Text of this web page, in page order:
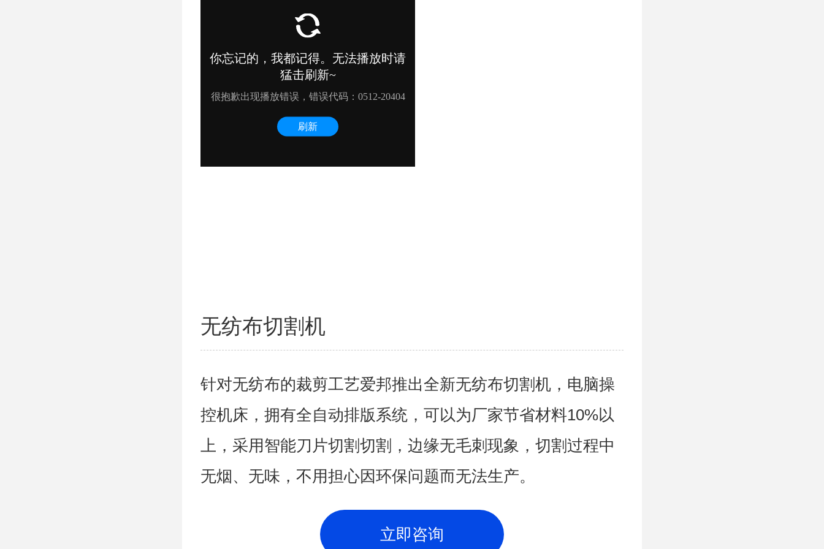
无纺布切割机
针对无纺布的裁剪工艺爱邦推出全新无纺布切割机，电脑操
控机床，拥有全自动排版系统，可以为厂家节省材料10%以
上，采用智能刀片切割切割，边缘无毛刺现象，切割过程中
无烟、无味，不用担心因环保问题而无法生产。
立即咨询